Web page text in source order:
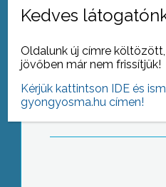
Teát és kalácsot
gyöngyösi
Fő
Kedves
Oldalunk új címre
jövőben már nem frissítjük!
Kérjük kattintson IDE és
gyongyosma.hu címen!